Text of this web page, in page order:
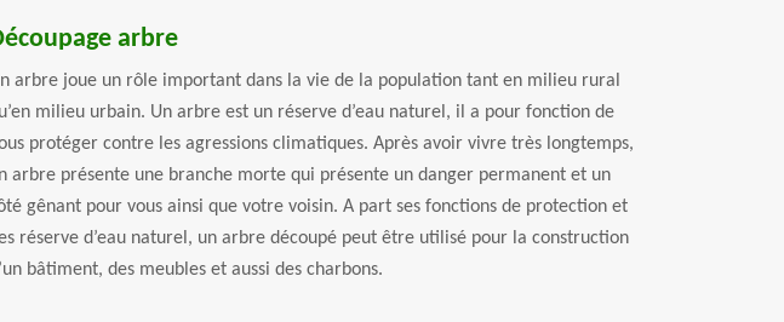
arbre
arbre joue un rôle important dans la vie de la population tant en milieu rural
milieu urbain. Un arbre est un réserve d’eau naturel, il a pour fonction de
protéger contre les agressions climatiques. Après avoir vivre très longtemps,
arbre présente une branche morte qui présente un danger permanent et un
gênant pour vous ainsi que votre voisin. A part ses fonctions de protection et
réserve d’eau naturel, un arbre découpé peut être utilisé pour la construction
bâtiment, des meubles et aussi des charbons.